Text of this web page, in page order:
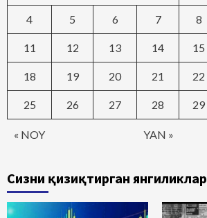
« NOY YAN »
4 5 6 7 8
11 12 13 14 15
18 19 20 21 22
25 26 27 28 29
Сизни қизиқтирган янгиликлар